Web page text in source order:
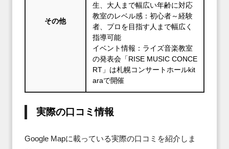
その他
生、大人まで幅広い年齢に対応
教室のレベル感：初心者～経験
者、プロを目指す人まで幅広く
指導可能
イベント情報：ライズ音楽教室
の発表会「RISE MUSIC CONCE
RT」は札幌コンサートホールkit
araで開催
実際の口コミ情報
Google Mapに載っている実際の口コミを紹介しま